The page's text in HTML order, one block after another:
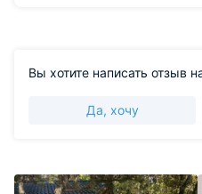
Вы хотите написать отзыв
Да, хочу